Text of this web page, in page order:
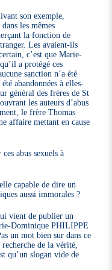
son exemple,
les mêmes
la fonction de
Les avaient-ils
c’est que Marie-
a protégé ces
sanction n’a été
abandonnées à elles-
général des frères de St
les auteurs d’abus
le frère Thomas
affaire mettant en cause
abus sexuels à
capable de dire un
aussi immorales ?
vient de publier un
Dominique PHILIPPE
un mot bien sur dans ce
de la vérité,
qu’un slogan vide de